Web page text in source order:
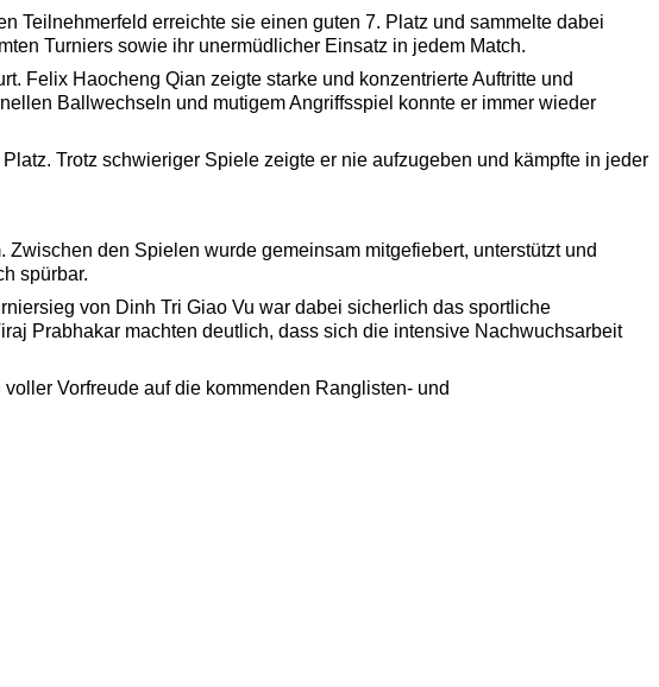
Teilnehmerfeld erreichte sie einen guten 7. Platz und sammelte dabei
Turniers sowie ihr unermüdlicher Einsatz in jedem Match.
Felix Haocheng Qian zeigte starke und konzentrierte Auftritte und
Ballwechseln und mutigem Angriffsspiel konnte er immer wieder
Trotz schwieriger Spiele zeigte er nie aufzugeben und kämpfte in jeder
den Spielen wurde gemeinsam mitgefiebert, unterstützt und
spürbar.
von Dinh Tri Giao Vu war dabei sicherlich das sportliche
Prabhakar machten deutlich, dass sich die intensive Nachwuchsarbeit
Vorfreude auf die kommenden Ranglisten- und